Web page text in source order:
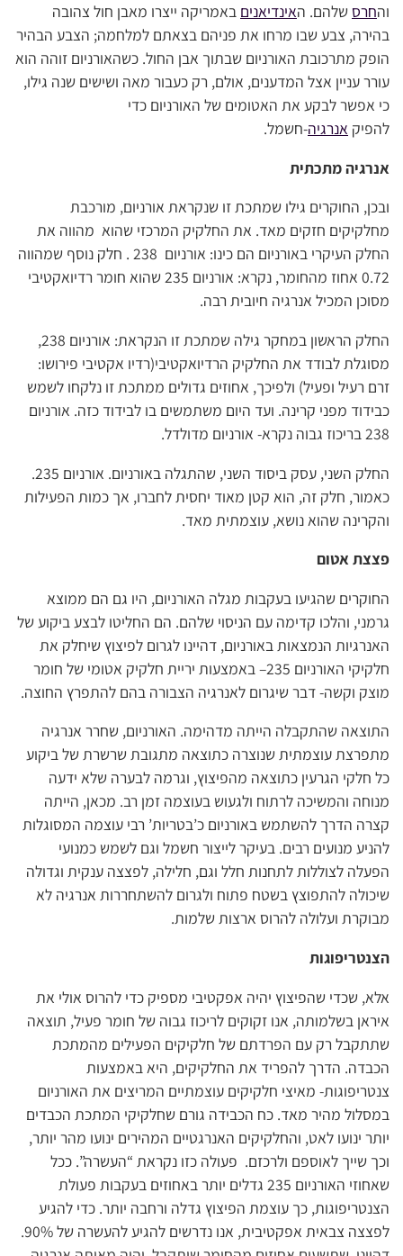
והחרס שלהם. האינדיאנים באמריקה ייצרו מאבן חול צהובה
בהירה, צבע שבו מרחו את פניהם בצאתם למלחמה; הצבע הבהיר
הופק מתרכובת האורניום שבתוך אבן החול. כשהאורניום זוהה הוא
עורר עניין אצל המדענים, אולם, רק כעבור מאה ושישים שנה גילו,
כי אפשר לבקע את האטומים של האורניום כדי
להפיק אנרגיה-חשמל.
אנרגיה מתכתית
ובכן, החוקרים גילו שמתכת זו שנקראת אורניום, מורכבת
מחלקיקים חזקים מאד. את החלקיק המרכזי שהוא מהווה את
החלק העיקרי באורניום הם כינו: אורניום 238 . חלק נוסף שמהווה
0.72 אחוז מהחומר, נקרא: אורניום 235 שהוא חומר רדיואקטיבי
מסוכן המכיל אנרגיה חיובית רבה.
החלק הראשון במחקר גילה שמתכת זו הנקראת: אורניום 238,
מסוגלת לבודד את החלקיק הרדיואקטיבי(רדיו אקטיבי פירושו:
זרם רעיל ופעיל) ולפיכך, אחוזים גדולים ממתכת זו נלקחו לשמש
כבידוד מפני קרינה. ועד היום משתמשים בו לבידוד כזה. אורניום
238 בריכוז גבוה נקרא- אורניום מדולדל.
החלק השני, עסק ביסוד השני, שהתגלה באורניום. אורניום 235.
כאמור, חלק זה, הוא קטן מאוד יחסית לחברו, אך כמות הפעילות
והקרינה שהוא נושא, עוצמתית מאד.
פצצת אטום
החוקרים שהגיעו בעקבות מגלה האורניום, היו גם הם ממוצא
גרמני, והלכו קדימה עם הניסוי שלהם. הם החליטו לבצע ביקוע של
האנרגיות הנמצאות באורניום, דהיינו לגרום לפיצוץ שיחלק את
חלקיקי האורניום 235– באמצעות יריית חלקיק אטומי של חומר
מוצק וקשה- דבר שיגרום לאנרגיה הצבורה בהם להתפרץ החוצה.
התוצאה שהתקבלה הייתה מדהימה. האורניום, שחרר אנרגיה
מתפרצת עוצמתית שנוצרה כתוצאה מתגובת שרשרת של ביקוע
כל חלקי הגרעין כתוצאה מהפיצוץ, וגרמה לבערה שלא ידעה
מנוחה והמשיכה לרתוח ולגעוש בעוצמה זמן רב. מכאן, הייתה
קצרה הדרך להשתמש באורניום כ’בטריות’ רבי עוצמה המסוגלות
להניע מנועים רבים. בעיקר לייצור חשמל וגם לשמש כמנועי
הפעלה לצוללות לתחנות חלל וגם, חלילה, לפצצה ענקית וגדולה
שיכולה להתפוצץ בשטח פתוח ולגרום להשתחררות אנרגיה לא
מבוקרת ועלולה להרוס ארצות שלמות.
הצנטריפוגות
אלא, שכדי שהפיצוץ יהיה אפקטיבי מספיק כדי להרוס אולי את
איראן בשלמותה, אנו זקוקים לריכוז גבוה של חומר פעיל, תוצאה
שתתקבל רק עם הפרדתם של חלקיקים הפעילים מהמתכת
הכבדה. הדרך להפריד את החלקיקים, היא באמצעות
צנטריפוגות- מאיצי חלקיקים עוצמתיים המריצים את האורניום
במסלול מהיר מאד. כח הכבידה גורם שחלקיקי המתכת הכבדים
יותר ינועו לאט, והחלקיקים האנרגטיים המהירים ינועו מהר יותר,
וכך שייך לאוספם ולרכזם. פעולה כזו נקראת “העשרה”. ככל
שאחוזי האורניום 235 גדלים יותר באחוזים בעקבות פעולת
הצנטריפוגות, כך עוצמת הפיצוץ גדלה ורחבה יותר. כדי להגיע
לפצצה צבאית אפקטיבית, אנו נדרשים להגיע להעשרה של 90%.